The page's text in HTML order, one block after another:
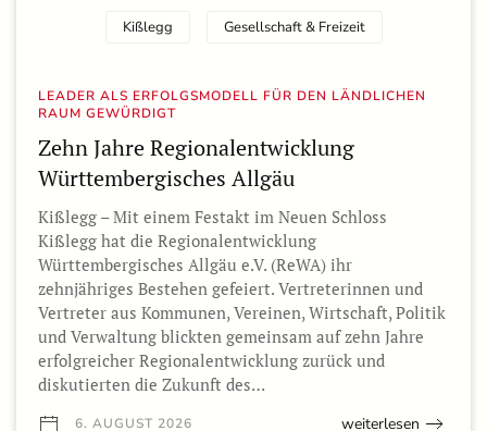
Kißlegg Gesellschaft & Freizeit
LEADER ALS ERFOLGSMODELL FÜR DEN LÄNDLICHEN
RAUM GEWÜRDIGT
Zehn Jahre Regionalentwicklung
Württembergisches Allgäu
Kißlegg – Mit einem Festakt im Neuen Schloss
Kißlegg hat die Regionalentwicklung
Württembergisches Allgäu e.V. (ReWA) ihr
zehnjähriges Bestehen gefeiert. Vertreterinnen und
Vertreter aus Kommunen, Vereinen, Wirtschaft, Politik
und Verwaltung blickten gemeinsam auf zehn Jahre
erfolgreicher Regionalentwicklung zurück und
diskutierten die Zukunft des…
6. AUGUST 2026 weiterlesen